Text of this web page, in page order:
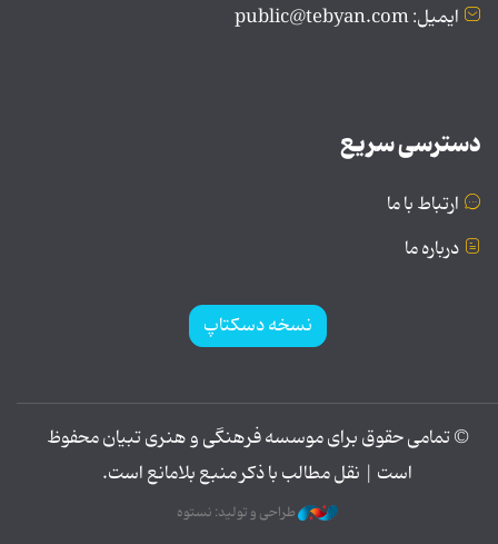
ایمیل: public@tebyan.com
دسترسی سریع
ارتباط با ما
درباره ما
نسخه دسکتاپ
© تمامی حقوق برای موسسه فرهنگی و هنری تبیان محفوظ
است | نقل مطالب با ذکر منبع بلامانع است.
طراحی و تولید: نستوه